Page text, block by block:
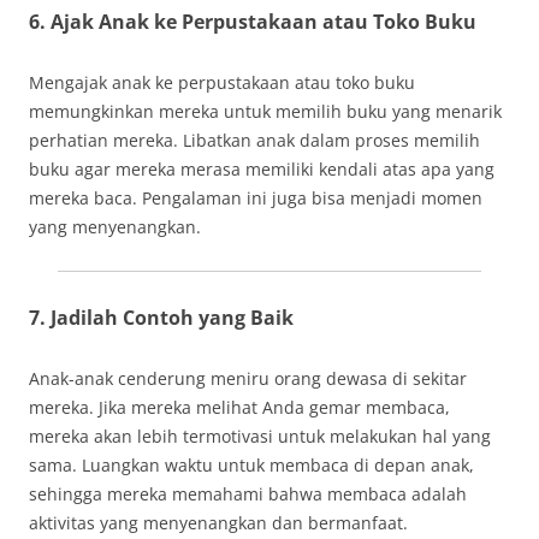
6. Ajak Anak ke Perpustakaan atau Toko Buku
Mengajak anak ke perpustakaan atau toko buku
memungkinkan mereka untuk memilih buku yang menarik
perhatian mereka. Libatkan anak dalam proses memilih
buku agar mereka merasa memiliki kendali atas apa yang
mereka baca. Pengalaman ini juga bisa menjadi momen
yang menyenangkan.
7. Jadilah Contoh yang Baik
Anak-anak cenderung meniru orang dewasa di sekitar
mereka. Jika mereka melihat Anda gemar membaca,
mereka akan lebih termotivasi untuk melakukan hal yang
sama. Luangkan waktu untuk membaca di depan anak,
sehingga mereka memahami bahwa membaca adalah
aktivitas yang menyenangkan dan bermanfaat.